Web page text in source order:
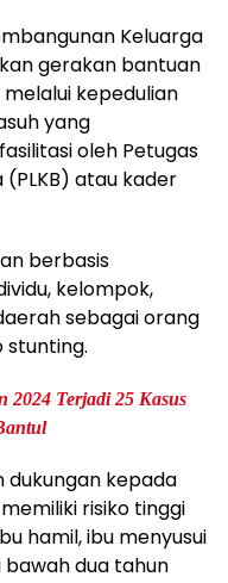
Keluarga
gerakan bantuan
kepedulian
yang
oleh Petugas
atau kader
berbasis
kelompok,
sebagai orang
stunting.
2024 Terjadi 25 Kasus
dukungan kepada
risiko tinggi
hamil, ibu menyusui
bawah dua tahun